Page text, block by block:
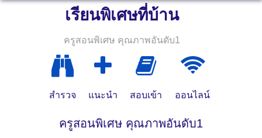
เรียนพิเศษที่บ้าน
ครูสอนพิเศษ คุณภาพอันดับ1
สำรวจ แนะนำ สอบเข้า ออนไลน์
ครูสอนพิเศษ คุณภาพอันดับ1